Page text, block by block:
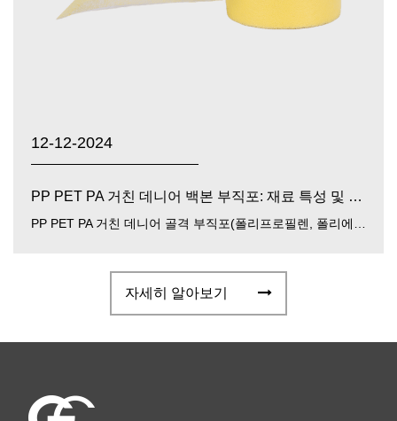
12-12-2024
PP PET PA 거친 데니어 백본 부직포: 재료 특성 및 광범위한 응용 분야
자세히 알아보기